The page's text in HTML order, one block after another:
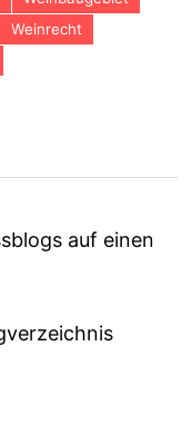
Weinrecht